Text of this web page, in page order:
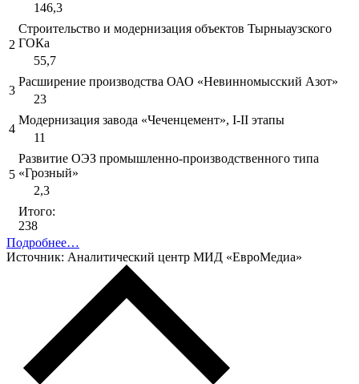
146,3
2
Строительство и модернизация объектов Тырныаузского
ГОКа
55,7
3
Расширение производства ОАО «Невинномысский Азот»
23
4
Модернизация завода «Чеченцемент», I-II этапы
11
5
Развитие ОЭЗ промышленно-производственного типа
«Грозный»
2,3
Итого:
238
Подробнее…
Источник: Аналитический центр МИД «ЕвроМедиа»